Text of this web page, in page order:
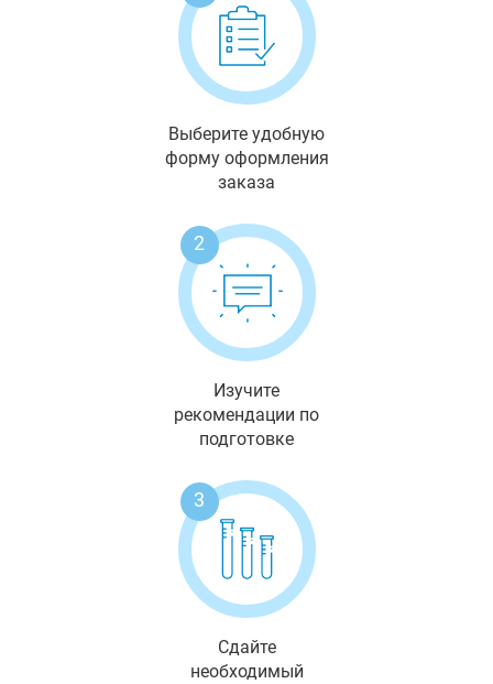
Выберите удобную
форму оформления
заказа
2
Изучите
рекомендации по
подготовке
3
Сдайте
необходимый